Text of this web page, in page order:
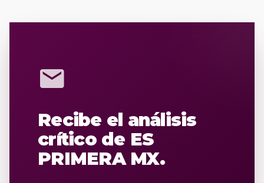
mail
Recibe el análisis
crítico de ES
PRIMERA MX.